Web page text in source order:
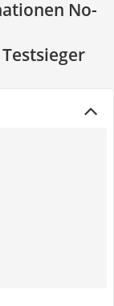
No-